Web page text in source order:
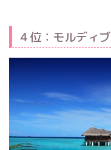
４位：モルディブ